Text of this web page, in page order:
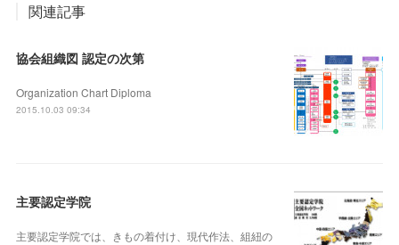
関連記事
協会組織図 認定の次第
Organization Chart Diploma
2015.10.03 09:34
主要認定学院
主要認定学院では、きもの着付け、現代作法、組紐の